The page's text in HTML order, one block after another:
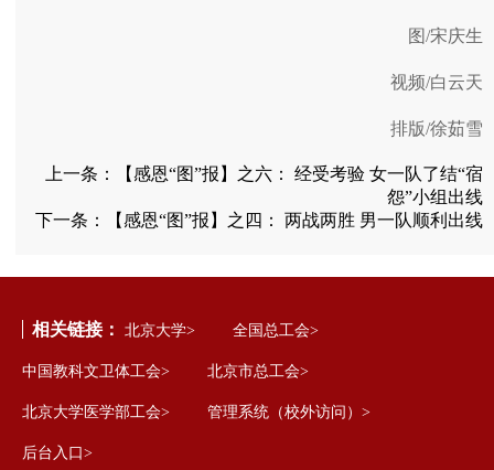
图/宋庆生
视频/白云天
排版/徐茹雪
上一条：
【感恩“图”报】之六： 经受考验 女一队了结“宿
怨”小组出线
下一条：
【感恩“图”报】之四： 两战两胜 男一队顺利出线
相关链接： 北京大学> 全国总工会>
中国教科文卫体工会> 北京市总工会>
北京大学医学部工会> 管理系统（校外访问）>
后台入口>